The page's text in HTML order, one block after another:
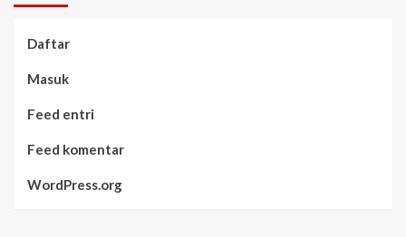
Daftar
Masuk
Feed entri
Feed komentar
WordPress.org